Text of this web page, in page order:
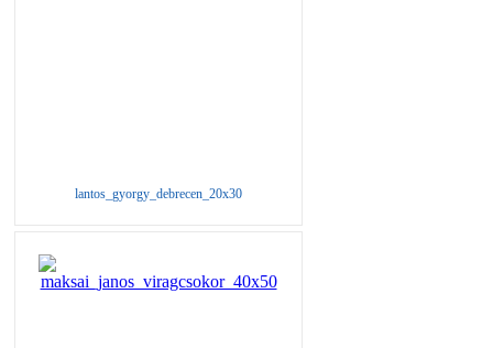
lantos_gyorgy_debrecen_20x30